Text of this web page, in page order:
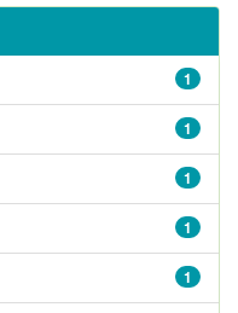
1
1
1
1
1